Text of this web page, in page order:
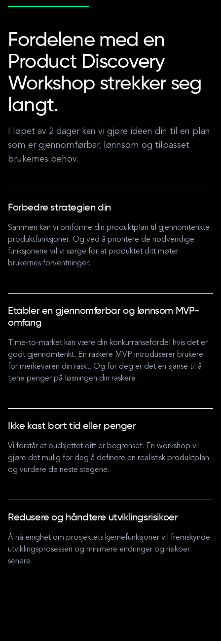
Fordelene med en
Product Discovery
Workshop strekker seg
langt.
I løpet av 2 dager kan vi gjøre ideen din til en plan
som er gjennomførbar, lønnsom og tilpasset
brukernes behov.
Forbedre strategien din
Sammen kan vi omforme din produktplan til gjennomtenkte
produktfunksjoner. Og ved å prioritere de nødvendige
funksjonene vil vi sørge for at produktet ditt møter
brukernes forventninger.
Etabler en gjennomførbar og lønnsom MVP-
omfang
Time-to-market kan være din konkurransefordel hvis det er
godt gjennomtenkt. En raskere MVP introduserer brukere
for merkevaren din raskt. Og for deg er det en sjanse til å
tjene penger på løsningen din raskere.
Ikke kast bort tid eller penger
Vi forstår at budsjettet ditt er begrenset. En workshop vil
gjøre det mulig for deg å definere en realistisk produktplan
og vurdere de neste stegene.
Redusere og håndtere utviklingsrisikoer
Å nå enighet om prosjektets kjernefunksjoner vil fremskynde
utviklingsprosessen og minimere endringer og risikoer
senere.